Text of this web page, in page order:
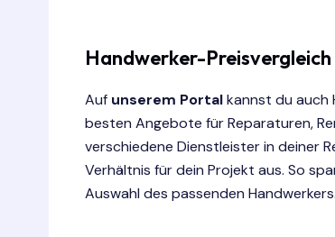
Handwerker-
Auf unserem Portalkannst du auch
besten Angebote für Reparaturen,
verschiedene Dienstleister in deiner
Verhältnis für dein Projekt aus. So
Auswahl des passenden Handwerkers.